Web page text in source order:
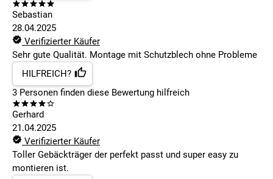
Sebastian
28.04.2025
Verifizierter Käufer
Sehr gute Qualität. Montage mit Schutzblech ohne Probleme
HILFREICH?
3 Personen finden diese Bewertung hilfreich
Gerhard
21.04.2025
Verifizierter Käufer
Toller Gebäckträger der perfekt passt und super easy zu
montieren ist.